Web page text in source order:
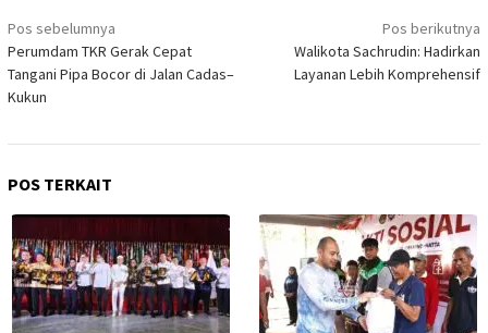
Navigasi
pos
Pos sebelumnya
Perumdam TKR Gerak Cepat
Tangani Pipa Bocor di Jalan Cadas–
Kukun
Pos berikutnya
Walikota Sachrudin: Hadirkan
Layanan Lebih Komprehensif
POS TERKAIT